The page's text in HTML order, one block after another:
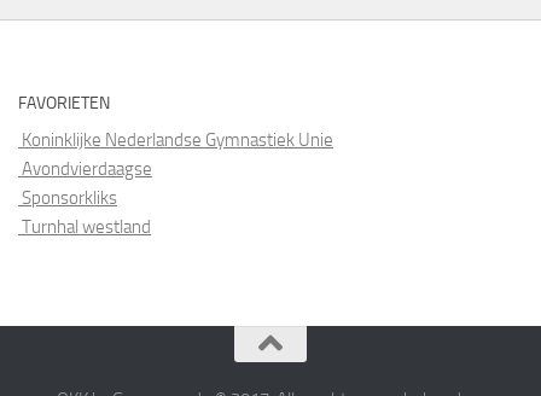
FAVORIETEN
Koninklijke Nederlandse Gymnastiek Unie
Avondvierdaagse
Sponsorkliks
Turnhal westland